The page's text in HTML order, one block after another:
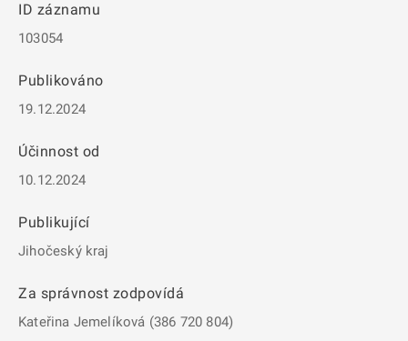
ID záznamu
103054
Publikováno
19.12.2024
Účinnost od
10.12.2024
Publikující
Jihočeský kraj
Za správnost zodpovídá
Kateřina Jemelíková (386 720 804)